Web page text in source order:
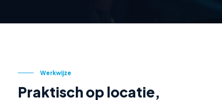
Werkwijze
Praktisch op locatie,